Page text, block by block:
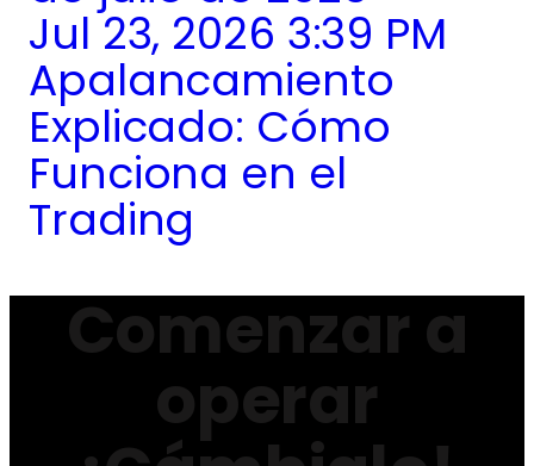
Jul 23, 2026 3:39 PM
Apalancamiento
Explicado: Cómo
Funciona en el
Trading
Comenzar a
operar